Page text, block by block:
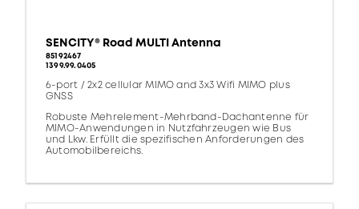
SENCITY® Road MULTI Antenna
85192467
1399.99.0405
6-port / 2x2 cellular MIMO and 3x3 Wifi MIMO plus
GNSS
Robuste Mehrelement-Mehrband-Dachantenne für
MIMO-Anwendungen in Nutzfahrzeugen wie Bus
und Lkw. Erfüllt die spezifischen Anforderungen des
Automobilbereichs.